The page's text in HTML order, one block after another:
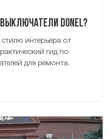
Donel?
интерьера от
гид по
для ремонта.